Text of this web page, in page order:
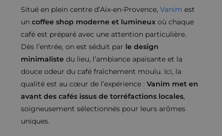
Situé en plein centre d’Aix-en-Provence,Vanim est
uncoffee shop moderne et lumineux où chaque
café est préparé avec une attention particulière.
Dès l’entrée, on est séduit par le design
minimaliste du lieu, l’ambiance apaisante et la
douce odeur du café fraîchement moulu. Ici, la
qualité est au cœur de l’expérience :Vanim met en
avant des cafés issus de torréfactions locales,
soigneusement sélectionnés pour leurs arômes
uniques.